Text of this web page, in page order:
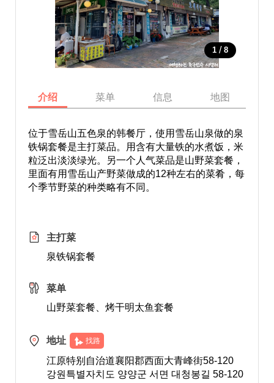
1 / 8
介绍 菜单 信息 地图
位于雪岳山五色泉的韩餐厅，使用雪岳山泉做的泉
铁锅套餐是主打菜品。用含有大量铁的水煮饭，米
粒泛出淡淡绿光。另一个人气菜品是山野菜套餐，
里面有用雪岳山产野菜做成的12种左右的菜肴，每
个季节野菜的种类略有不同。
主打菜
泉铁锅套餐
菜单
山野菜套餐、烤干明太鱼套餐
地址 找路
江原特别自治道襄阳郡西面大青峰街58-120
강원특별자치도 양양군 서면 대청봉길 58-120